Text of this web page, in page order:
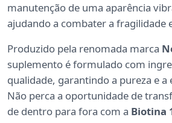
manutenção de uma aparência
ajudando a combater a fragilidade
Produzido pela renomada marca
suplemento é formulado com
qualidade, garantindo a pureza e
Não perca a oportunidade de
de dentro para fora com a Biotina